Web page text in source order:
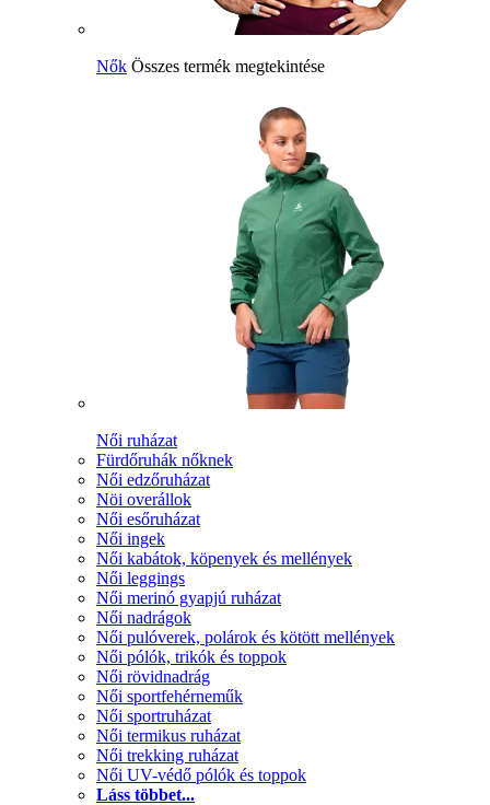
Nők Összes termék megtekintése
Női ruházat
Fürdőruhák nőknek
Női edzőruházat
Nöi overállok
Női esőruházat
Női ingek
Női kabátok, köpenyek és mellények
Női leggings
Női merinó gyapjú ruházat
Női nadrágok
Női pulóverek, polárok és kötött mellények
Női pólók, trikók és toppok
Női rövidnadrág
Női sportfehérneműk
Női sportruházat
Női termikus ruházat
Női trekking ruházat
Női UV-védő pólók és toppok
Láss többet...